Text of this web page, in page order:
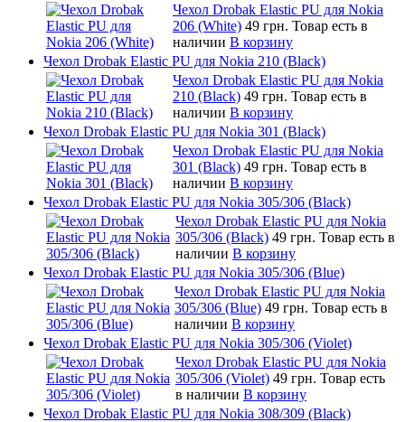
Чехол Drobak Elastic PU для Nokia
206 (White) 49 грн. Товар есть в
наличии В корзину
Чехол Drobak Elastic PU для Nokia 210 (Black)
Чехол Drobak Elastic PU для Nokia
210 (Black) 49 грн. Товар есть в
наличии В корзину
Чехол Drobak Elastic PU для Nokia 301 (Black)
Чехол Drobak Elastic PU для Nokia
301 (Black) 49 грн. Товар есть в
наличии В корзину
Чехол Drobak Elastic PU для Nokia 305/306 (Black)
Чехол Drobak Elastic PU для Nokia
305/306 (Black) 49 грн. Товар есть в
наличии В корзину
Чехол Drobak Elastic PU для Nokia 305/306 (Blue)
Чехол Drobak Elastic PU для Nokia
305/306 (Blue) 49 грн. Товар есть в
наличии В корзину
Чехол Drobak Elastic PU для Nokia 305/306 (Violet)
Чехол Drobak Elastic PU для Nokia
305/306 (Violet) 49 грн. Товар есть
в наличии В корзину
Чехол Drobak Elastic PU для Nokia 308/309 (Black)